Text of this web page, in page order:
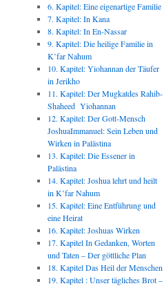
6. Kapitel: Eine eigenartige Familie
7. Kapitel: In Kana
8. Kapitel: In En-Nassar
9. Kapitel: Die heilige Familie in
K’far Nahum
10. Kapitel: Yiohannan der Täufer
in Jerikho
11. Kapitel: Der Mugkatdes Rahib-
Shaheed Yiohannan
12. Kapitel: Der Gott-Mensch
JoshuaImmanuel: Sein Leben und
Wirken in Palästina
13. Kapitel: Die Essener in
Palästina
14. Kapitel: Joshua lehrt und heilt
in K’far Nahum
15. Kapitel: Eine Entführung und
eine Heirat
16. Kapitel: Joshuas Wirken
17. Kapitel In Gedanken, Worten
und Taten – Der göttliche Plan
18. Kapitel Das Heil der Menschen
19. Kapitel : Unser tägliches Brot –